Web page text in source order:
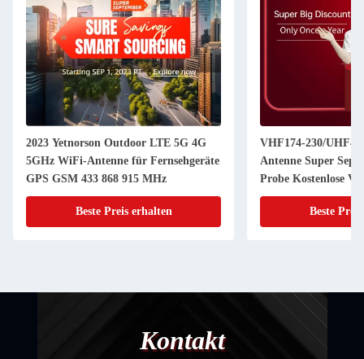
2023 Yetnorson Outdoor LTE 5G 4G
5GHz WiFi-Antenne für Fernsehgeräte
GPS GSM 433 868 915 MHz
Beste Preis erhalten
VHF174-230/
Antenne Super
Probe Kostenlose
Beste
Kontakt